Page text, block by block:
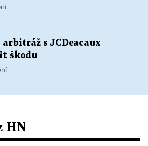
arbitráž s JCDeacaux
škodu
HN